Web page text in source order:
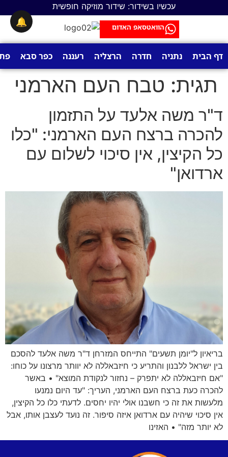
עכשיו בשידור: שידור מוזיקה חופשית
הוואטסאפ האדום
דף הבית נתניה חדרה הרצליה רעננה כפר סבא
תגית: טבח העם הארמני
ד"ר משה אלעד על התזמון
להכרה ברצח העם הארמני: "כלו
כל הקיצין, אין סיכוי לשלום עם
ארדואן"
בריאיון ל"יומן תשעים" התייחס המזרחן ד"ר משה אלעד להסכם
בין ישראל ללבנון והתריע כי חיזבאללה לא יוותר מרצונו על כוחו:
"אם חיזבאללה לא יתפרק – נחזור לנקודת המוצא" • באשר
להכרה כעת ברצח העם הארמני, העריך: "עד היום נמנעו
מלעשות את זה כי חשבנו אולי יהיו יחסים. לדעתי כלו כל הקיצין,
אין סיכוי שיהיה עם ארדואן איזה סיפור. זה נועד לעצבן אותו, אבל
לא יותר מזה" • האזינו
🔔